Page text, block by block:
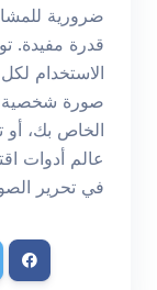
ضرورية
قدرة مفيدة.
الاستخدام
صورة شخصية
الخاص بك، أو
عالم أدوات
في تحرير